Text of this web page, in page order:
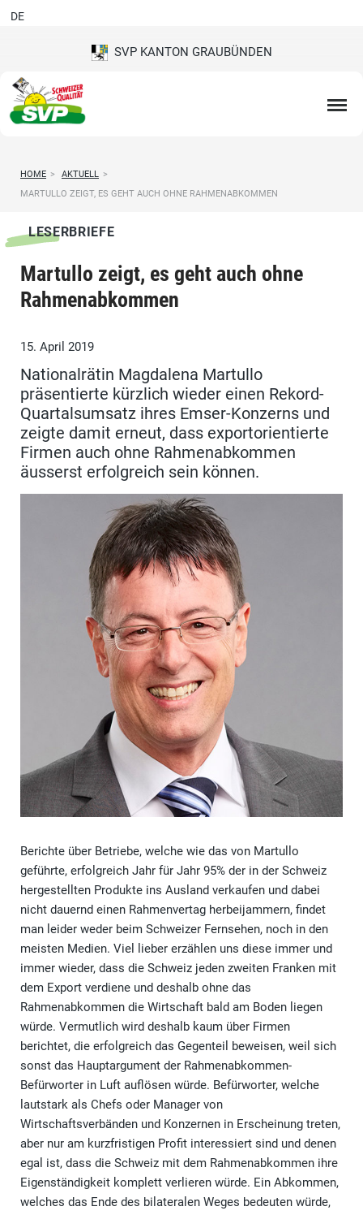
SVP KANTON GRAUBÜNDEN
DE
HOME > AKTUELL >
MARTULLO ZEIGT, ES GEHT AUCH OHNE RAHMENABKOMMEN
LESERBRIEFE
Martullo zeigt, es geht auch ohne
Rahmenabkommen
15. April 2019
Nationalrätin Magdalena Martullo
präsentierte kürzlich wieder einen Rekord-
Quartalsumsatz ihres Emser-Konzerns und
zeigte damit erneut, dass exportorientierte
Firmen auch ohne Rahmenabkommen
äusserst erfolgreich sein können.
Berichte über Betriebe, welche wie das von Martullo
geführte, erfolgreich Jahr für Jahr 95% der in der Schweiz
hergestellten Produkte ins Ausland verkaufen und dabei
nicht dauernd einen Rahmenvertag herbeijammern, findet
man leider weder beim Schweizer Fernsehen, noch in den
meisten Medien. Viel lieber erzählen uns diese immer und
immer wieder, dass die Schweiz jeden zweiten Franken mit
dem Export verdiene und deshalb ohne das
Rahmenabkommen die Wirtschaft bald am Boden liegen
würde. Vermutlich wird deshalb kaum über Firmen
berichtet, die erfolgreich das Gegenteil beweisen, weil sich
sonst das Hauptargument der Rahmenabkommen-
Befürworter in Luft auflösen würde. Befürworter, welche
lautstark als Chefs oder Manager von
Wirtschaftsverbänden und Konzernen in Erscheinung treten,
aber nur am kurzfristigen Profit interessiert sind und denen
egal ist, dass die Schweiz mit dem Rahmenabkommen ihre
Eigenständigkeit komplett verlieren würde. Ein Abkommen,
welches das Ende des bilateralen Weges bedeuten würde,